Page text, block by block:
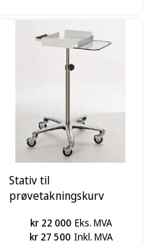
Stativ til
prøvetakningskurv
kr 22 000 Eks. MVA
kr 27 500 Inkl. MVA